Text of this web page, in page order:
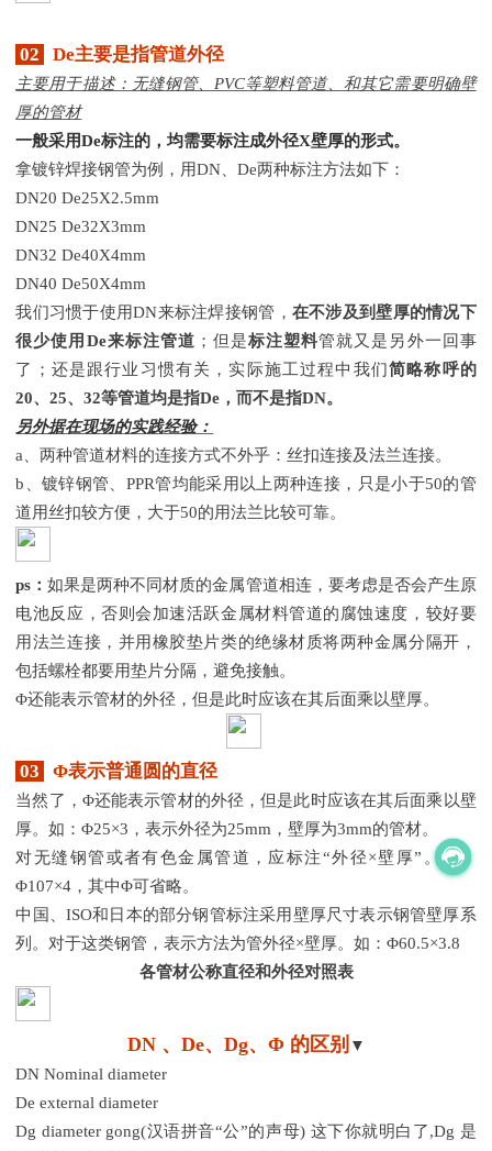
02 De主要是指管道外径
主要用于描述：无缝钢管、 PVC等塑料管道、和其它需要明确壁
厚的管材
一般采用De标注的，均需要标注成外径X壁厚的形式。
拿镀锌焊接钢管为例，用DN、De两种标注方法如下：
DN20 De25X2.5mm
DN25 De32X3mm
DN32 De40X4mm
DN40 De50X4mm
我们习惯于使用DN来标注焊接钢管， 在不涉及到壁厚的情况下
很少使用 De来标注管道 ；但是标注塑料管就又是另外一回事
了；还是跟行业习惯有关，实际施工过程中我们简略称呼的
20、25、32等管道均是指De，而不是指DN。
另外据在现场的实践经验：
a、两种管道材料的连接方式不外乎：丝扣连接及法兰连接。
b、镀锌钢管、PPR管均能采用以上两种连接，只是小于50的管
道用丝扣较方便，大于50的用法兰比较可靠。
ps：如果是两种不同材质的金属管道相连，要考虑是否会产生原
电池反应，否则会加速活跃金属材料管道的腐蚀速度，较好要
用法兰连接，并用橡胶垫片类的绝缘材质将两种金属分隔开，
包括螺栓都要用垫片分隔，避免接触。
Φ还能表示管材的外径，但是此时应该在其后面乘以壁厚。
03 Φ表示普通圆的直径
当然了， Φ还能表示管材的外径，但是此时应该在其后面乘以壁
厚。如：Φ25×3，表示外径为25mm，壁厚为3mm的管材。
对无缝钢管或者有色金属管道，应标注“外径×壁厚”。如：
Φ107×4，其中Φ可省略。
中国、 ISO和日本的部分钢管标注采用壁厚尺寸表示钢管壁厚系
列。对于这类钢管，表示方法为管外径×壁厚。如：Φ60.5×3.8
各管材公称直径和外径对照表
DN 、De、Dg、 Φ的区别 ▼
DN Nominal diameter
De external diameter
Dg diameter gong(汉语拼音“公”的声母) 这下你就明白了,Dg 是